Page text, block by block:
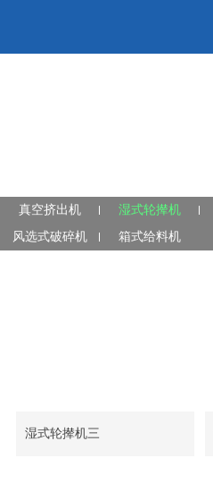
真空挤出机 湿式轮撵机
风选式破碎机
箱式给料机
湿式轮撵机三